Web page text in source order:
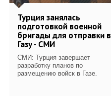
Турция занялась
подготовкой военной
бригады для отправки в
Газу - СМИ
СМИ: Турция завершает
разработку планов по
размещению войск в Газе.